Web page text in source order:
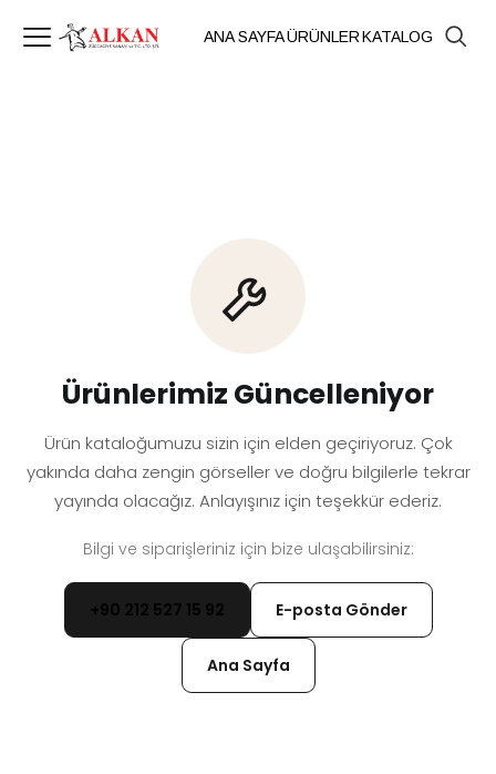
ANA SAYFAÜRÜNLERKATALOG
Ürünlerimiz Güncelleniyor
Ürün kataloğumuzu sizin için elden geçiriyoruz. Çok
yakında daha zengin görseller ve doğru bilgilerle tekrar
yayında olacağız. Anlayışınız için teşekkür ederiz.
Bilgi ve siparişleriniz için bize ulaşabilirsiniz:
+90 212 527 15 92 E-posta Gönder
Ana Sayfa